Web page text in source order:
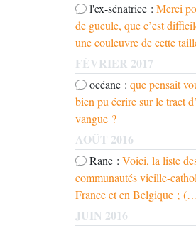
l'ex-sénatrice : Merci
de gueule, que c’est
une couleuvre de cette
FÉVRIER 2017
océane : que pensait
bien pu écrire sur le tract
vangue ?
AOÛT 2016
Rane : Voici, la liste
communautés vieille-
France et en Belgique ;
JUIN 2016